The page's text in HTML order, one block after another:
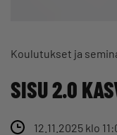
Koulutukset ja
SISU 2.0
12.11.2025 klo